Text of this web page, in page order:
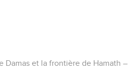
Damas et la frontière de Hamath –